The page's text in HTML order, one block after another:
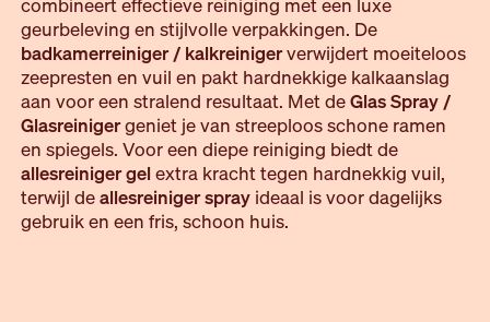
combineert effectieve reiniging met een luxe
geurbeleving en stijlvolle verpakkingen. De
badkamerreiniger / kalkreinigerverwijdert moeiteloos
zeepresten en vuil en pakt hardnekkige kalkaanslag
aan voor een stralend resultaat. Met deGlas Spray /
Glasreinigergeniet je van streeploos schone ramen
en spiegels. Voor een diepe reiniging biedt de
allesreiniger gel extra kracht tegen hardnekkig vuil,
terwijl deallesreiniger spray ideaal is voor dagelijks
gebruik en een fris, schoon huis.